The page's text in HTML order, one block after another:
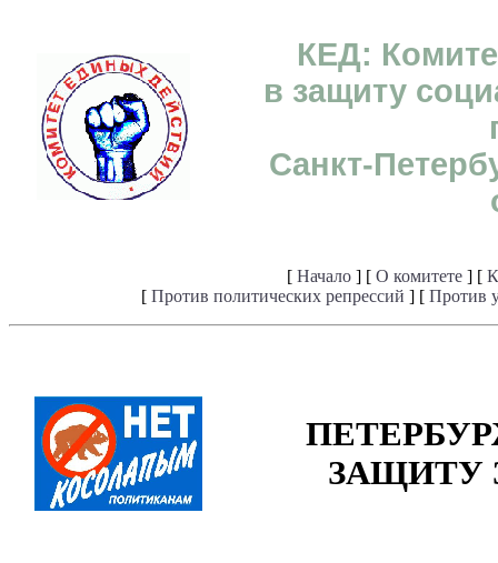
КЕД:
в защиту
Санкт-
[ Начало] [ О комитете] [
[ Против политических репрессий ] [ Против
ЗАЩИТУ